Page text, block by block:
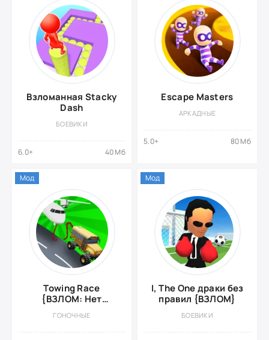
Взломанная Stacky
Dash
БОЕВИКИ
6.0+ 40 Мб
Escape Masters
АРКАДНЫЕ
5.0+ 80 Мб
Towing Race
{ВЗЛОМ: Нет
ГОНОЧНЫЕ
Мод
I, The One драки без
правил {ВЗЛОМ}
БОЕВИКИ
Мод